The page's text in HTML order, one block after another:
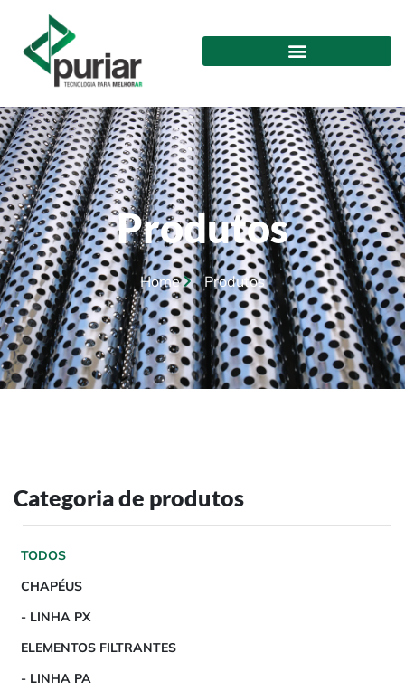
Produtos
Home Produtos
Categoria de produtos
CHAPÉUS
- LINHA PX
ELEMENTOS FILTRANTES
- LINHA PA
TODOS